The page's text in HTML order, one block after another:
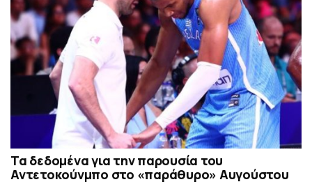
Τα δεδομένα για την παρουσία του
Αντετοκούνμπο στο «παράθυρο» Αυγούστου